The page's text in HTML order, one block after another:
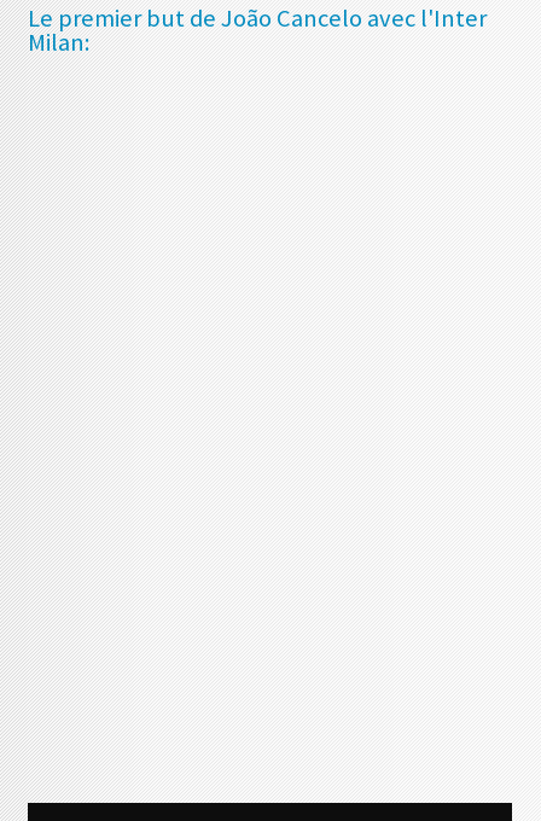
Le premier but de João Cancelo avec l'Inter
Milan: